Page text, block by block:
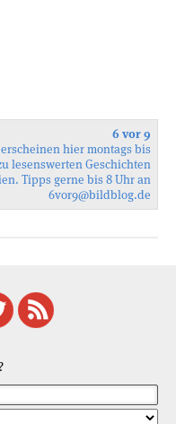
6 vor 9
hier montags bis
lesenswerten Geschichten
Tipps gerne bis 8 Uhr an
6vor9@bildblog.de